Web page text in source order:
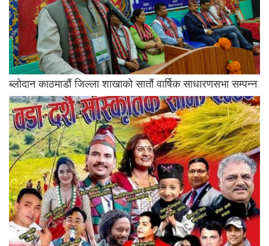
ब्लोदान काठमाडौं जिल्ला शाखाको सातौं वार्षिक साधारणसभा सम्पन्न